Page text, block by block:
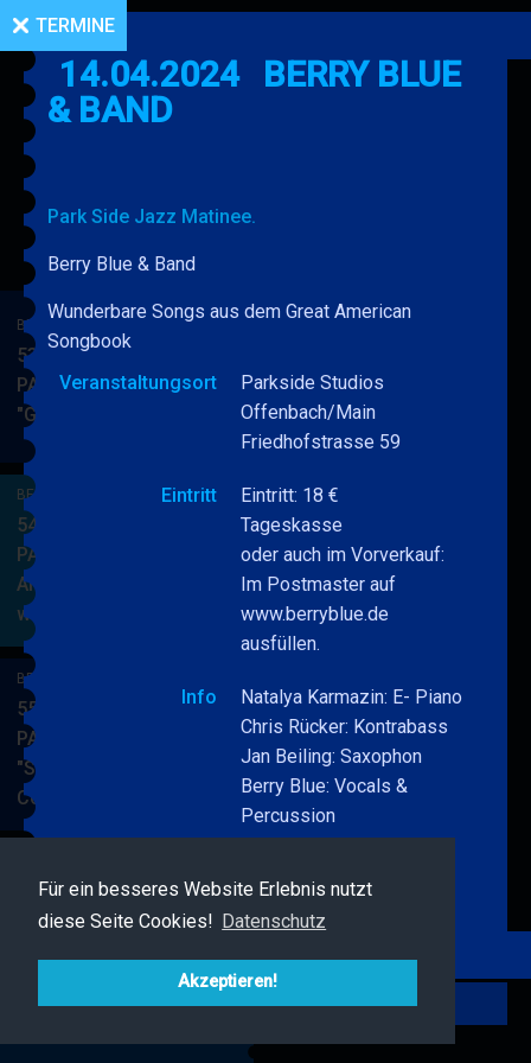
Für ein besseres Website Erlebnis nutzt
diese Seite Cookies! Datenschutz
Akzeptieren!
BERRY BLUE & BAND
53. JAZZ Matinee in den
PARKSIDE STUDIOS
"Gypsy Jazz"
BAND
BERRY BLUE & BAND
54. JAZZ Matinee in den
PARKSIDE STUDIOS
American Songbook
wunderbare Musik
BERRY
BLUE
BAND
BERRY BLUE & BAND
55. JAZZ Matinee in den
PARKSIDE STUDIOS
"Songs von Nat King
Cole"
BAND
BERRY BLUE & FRIENDS
Live Jazz im MAMPF
&
TERMINE
14.04.2024
BERRY BLUE
& BAND
Park Side Jazz Matinee.
Berry Blue & Band
Wunderbare Songs aus dem Great American
Songbook
Veranstaltungsort
Parkside Studios
Offenbach/Main
Friedhofstrasse 59
Eintritt
Eintritt: 18 €
Tageskasse
oder auch im Vorverkauf:
Im Postmaster auf
www.berryblue.de
ausfüllen.
Info
Natalya Karmazin: E- Piano
Chris Rücker: Kontrabass
Jan Beiling: Saxophon
Berry Blue: Vocals &
Percussion
als besonderer Gast:
Zurück